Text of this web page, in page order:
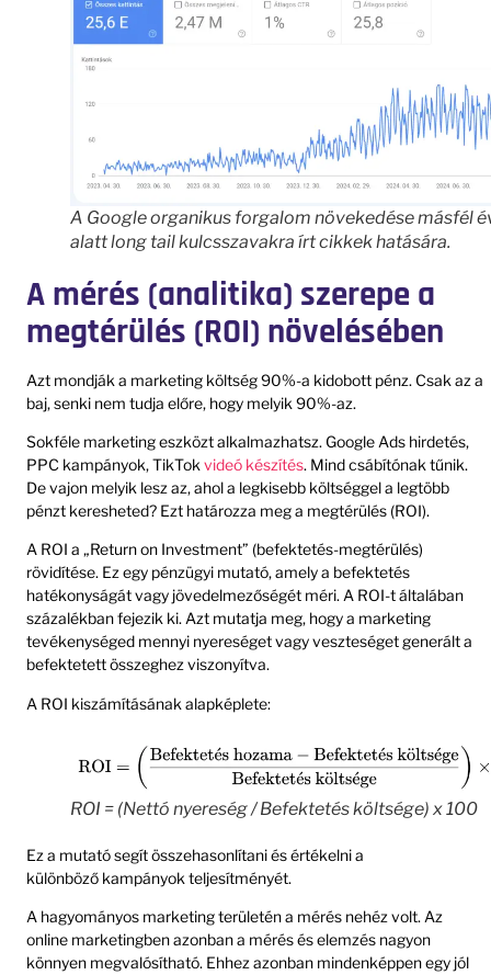
A Google organikus forgalom növekedése másfél
alatt long tail kulcsszavakra írt cikkek hatására.
A mérés (analitika) szerepe a
megtérülés (ROI) növelésében
Azt mondják a marketing költség 90%-a kidobott pénz. Csak az a
baj, senki nem tudja előre, hogy melyik 90%-az.
Sokféle marketing eszközt alkalmazhatsz. Google Ads hirdetés,
PPC kampányok, TikTok videó készítés. Mind csábítónak tűnik.
De vajon melyik lesz az, ahol a legkisebb költséggel a legtöbb
pénzt keresheted? Ezt határozza meg a megtérülés (ROI).
A ROI a „Return on Investment” (befektetés-megtérülés)
rövidítése. Ez egy pénzügyi mutató, amely a befektetés
hatékonyságát vagy jövedelmezőségét méri. A ROI-t általában
százalékban fejezik ki. Azt mutatja meg, hogy a marketing
tevékenységed mennyi nyereséget vagy veszteséget generált a
befektetett összeghez viszonyítva.
A ROI kiszámításának alapképlete:
ROI = (Nettó nyereség / Befektetés költsége) x 100
Ez a mutató segít összehasonlítani és értékelni a
különböző kampányok teljesítményét.
A hagyományos marketing területén a mérés nehéz volt. Az
online marketingben azonban a mérés és elemzés nagyon
könnyen megvalósítható. Ehhez azonban mindenképpen egy jól